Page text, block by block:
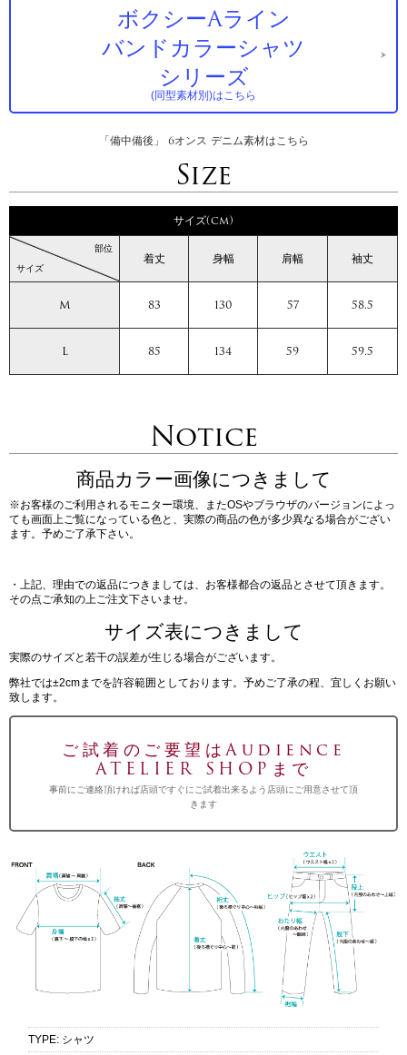
ボクシーAライン
バンドカラーシャツ
シリーズ
(同型素材別)はこちら
「備中備後」 6オンス デニム素材はこちら
Size
サイズ(cm)
サイズ
部位
着丈 身幅 肩幅 袖丈
M 83 130 57 58.5
L 85 134 59 59.5
Notice
商品カラー画像につきまして
※お客様のご利用されるモニター環境、またOSやブラウザのバージョンによっ
ても画面上ご覧になっている色と、実際の商品の色が多少異なる場合がござい
ます。予めご了承下さい。
・上記、理由での返品につきましては、お客様都合の返品とさせて頂きます。
その点ご承知の上ご注文下さいませ。
サイズ表につきまして
実際のサイズと若干の誤差が生じる場合がございます。
弊社では±2cmまでを許容範囲としております。予めご了承の程、宜しくお願い
致します。
ご試着のご要望はAudience
ATELIER SHOPまで
事前にご連絡頂ければ店頭ですぐにご試着出来るよう店頭にご用意させて頂
きます
TYPE: シャツ